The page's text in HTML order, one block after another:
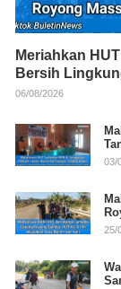
Meriahkan
Bersih
06/08/2026
03/
25/